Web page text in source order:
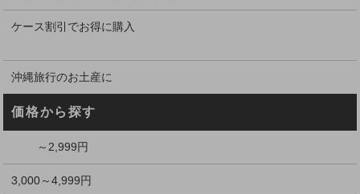
ケース割引でお得に購入
沖縄旅行のお土産に
価格から探す
～2,999円
3,000～4,999円